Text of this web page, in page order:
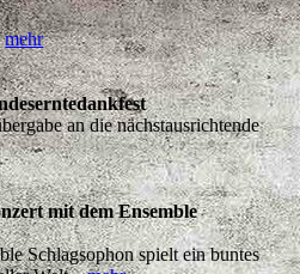
mehr
an die nächstausrichtende
mit dem Ensemble
Schlagsophon spielt ein buntes